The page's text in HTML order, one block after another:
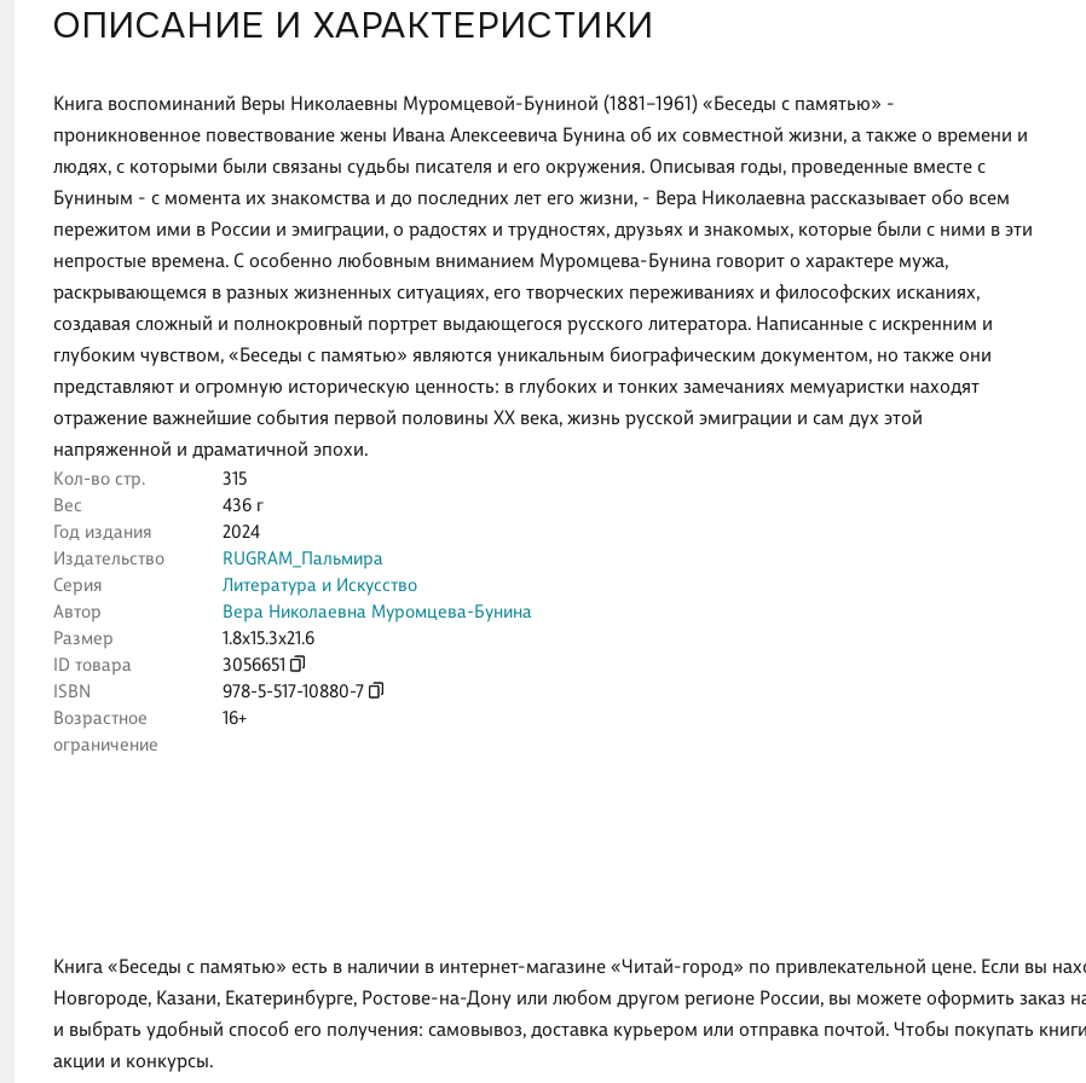
ОПИСАНИЕ И ХАРАКТЕРИСТИКИ
Книга воспоминаний Веры Николаевны Муромцевой-Буниной (1881–1961) «Беседы с памятью» -
проникновенное повествование жены Ивана Алексеевича Бунина об их совместной жизни, а также о времени и
людях, с которыми были связаны судьбы писателя и его окружения. Описывая годы, проведенные вместе с
Буниным - с момента их знакомства и до последних лет его жизни, - Вера Николаевна рассказывает обо всем
пережитом ими в России и эмиграции, о радостях и трудностях, друзьях и знакомых, которые были с ними в эти
непростые времена. С особенно любовным вниманием Муромцева-Бунина говорит о характере мужа,
раскрывающемся в разных жизненных ситуациях, его творческих переживаниях и философских исканиях,
создавая сложный и полнокровный портрет выдающегося русского литератора. Написанные с искренним и
глубоким чувством, «Беседы с памятью» являются уникальным биографическим документом, но также они
представляют и огромную историческую ценность: в глубоких и тонких замечаниях мемуаристки находят
отражение важнейшие события первой половины XX века, жизнь русской эмиграции и сам дух этой
напряженной и драматичной эпохи.
Кол-во стр.
315
Вес
436 г
Год издания
2024
Издательство
RUGRAM_Пальмира
Серия
Литература и Искусство
Автор
Вера Николаевна Муромцева-Бунина
Размер
1.8x15.3x21.6
ID товара
3056651
ISBN
978-5-517-10880-7
Возрастное
ограничение
16+
Книга «Беседы с памятью» есть в наличии в интернет-магазине «Читай-город» по привлекательной цене. Если вы
Новгороде, Казани, Екатеринбурге, Ростове-на-Дону или любом другом регионе России, вы можете оформить
и выбрать удобный способ его получения: самовывоз, доставка курьером или отправка почтой. Чтобы покупать
акции и конкурсы.